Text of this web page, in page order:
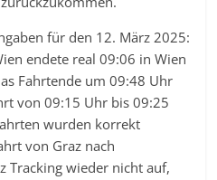
für den 12. März 2025:
endete real 09:06 in Wien
Fahrtende um 09:48 Uhr
von 09:15 Uhr bis 09:25
wurden korrekt
von Graz nach
Tracking wieder nicht auf,